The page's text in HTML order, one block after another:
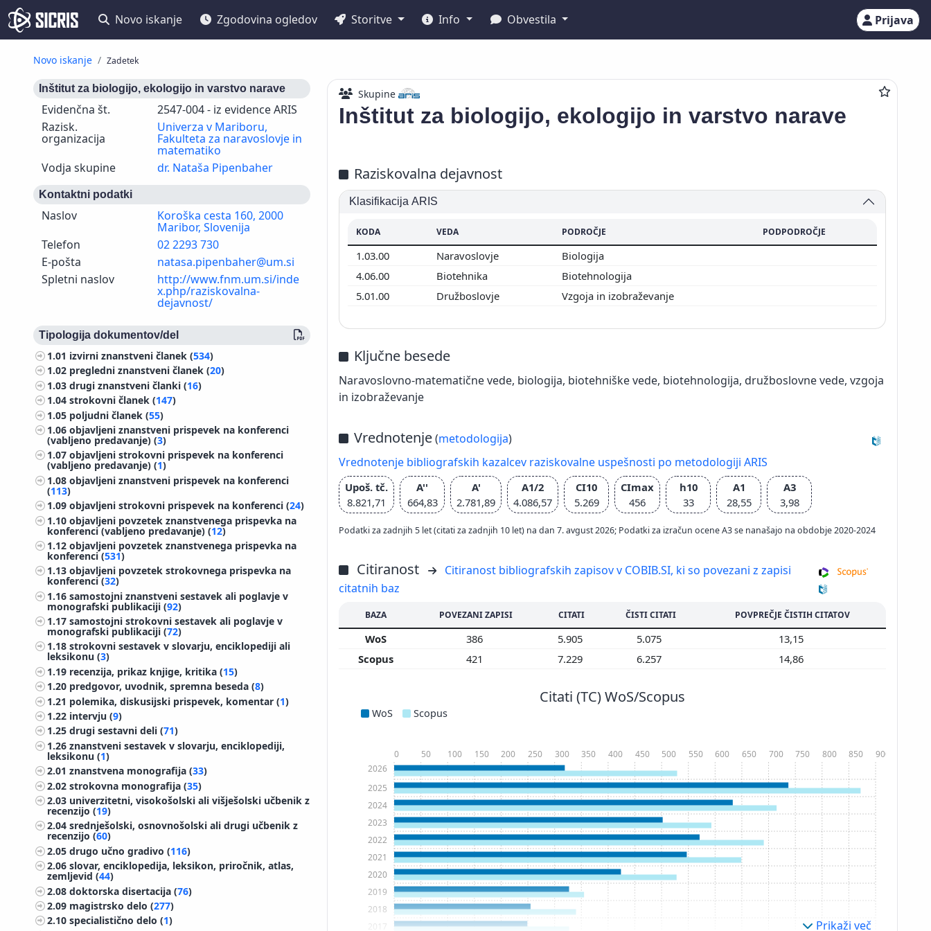
Novo iskanje Zgodovina ogledov Storitve Info Obvestila Prijava
Novo iskanje Zadetek
Inštitut za biologijo, ekologijo in varstvo narave
Evidenčna št.
2547-004 - iz evidence ARIS
Razisk.
organizacija
Univerza v Mariboru,
Fakulteta za naravoslovje in
matematiko
Vodja skupine
dr. Nataša Pipenbaher
Kontaktni podatki
Naslov Koroška cesta 160, 2000
Maribor, Slovenija
Telefon
02 2293 730
E-pošta
natasa.pipenbaher@um.si
Spletni naslov
http://www.fnm.um.si/inde
x.php/raziskovalna-
dejavnost/
Tipologija dokumentov/del
1.01 izvirni znanstveni članek (534)
1.02 pregledni znanstveni članek (20)
1.03drugi znanstveni članki (16)
1.04strokovni članek (147)
1.05 poljudni članek (55)
1.06objavljeni znanstveni prispevek na konferenci
(vabljeno predavanje) (3)
1.07objavljeni strokovni prispevek na konferenci
(vabljeno predavanje) (1)
1.08objavljeni znanstveni prispevek na konferenci
(113)
1.09objavljeni strokovni prispevek na konferenci (24)
1.10objavljeni povzetek znanstvenega prispevka na
konferenci (vabljeno predavanje) (12)
1.12objavljeni povzetek znanstvenega prispevka na
konferenci (531)
1.13objavljeni povzetek strokovnega prispevka na
konferenci (32)
1.16samostojni znanstveni sestavek ali poglavje v
monografski publikaciji (92)
1.17samostojni strokovni sestavek ali poglavje v
monografski publikaciji (72)
1.18strokovni sestavek v slovarju, enciklopediji ali
leksikonu (3)
1.19 recenzija, prikaz knjige, kritika (15)
1.20 predgovor, uvodnik, spremna beseda (8)
1.21 polemika, diskusijski prispevek, komentar (1)
1.22 intervju (9)
1.25drugi sestavni deli (71)
1.26znanstveni sestavek v slovarju, enciklopediji,
leksikonu (1)
2.01znanstvena monografija (33)
2.02strokovna monografija (35)
2.03 univerzitetni, visokošolski ali višješolski učbenik z
recenzijo (19)
2.04srednješolski, osnovnošolski ali drugi učbenik z
recenzijo (60)
2.05drugo učno gradivo (116)
2.06slovar, enciklopedija, leksikon, priročnik, atlas,
zemljevid (44)
2.08doktorska disertacija (76)
2.09 magistrsko delo (277)
2.10specialistično delo (1)
Skupine
Inštitut za biologijo, ekologijo in varstvo narave
Raziskovalna dejavnost
Klasifikacija ARIS
KODA VEDA PODROČJE PODPODROČJE
1.03.00 Naravoslovje
Biologija
4.06.00
Biotehnika
Biotehnologija
5.01.00
Družboslovje Vzgoja in izobraževanje
Ključne besede
Naravoslovno-matematične vede, biologija, biotehniške vede, biotehnologija, družboslovne vede, vzgoja
in izobraževanje
Vrednotenje(metodologija)
Vrednotenje bibliografskih kazalcev raziskovalne uspešnosti po metodologiji ARIS
Upoš. tč.
8.821,71
A''
664,83
A'
2.781,89
A1/2
4.086,57
CI10
5.269
CImax
456
h10
33
A1
28,55
A3
3,98
Podatki za zadnjih 5 let (citati za zadnjih 10 let) na dan 7. avgust 2026; Podatki za izračun ocene A3 se nanašajo na obdobje 2020-2024
Citiranost
Citiranost bibliografskih zapisov v COBIB.SI, ki so povezani z zapisi
citatnih baz
BAZA POVEZANI ZAPISI CITATI ČISTI CITATI POVPREČJE ČISTIH CITATOV
WoS 386 5.905 5.075
13,15
Scopus
421 7.229 6.257 14,86
Citati (TC) WoS/Scopus
WoS Scopus
2017
2018
2019
2020
2021
2022
2023
2024
2025
2026
0 50 100 150 200 250 300 350 400 450 500 550 600 650 700 750 800 850 900
Prikaži več